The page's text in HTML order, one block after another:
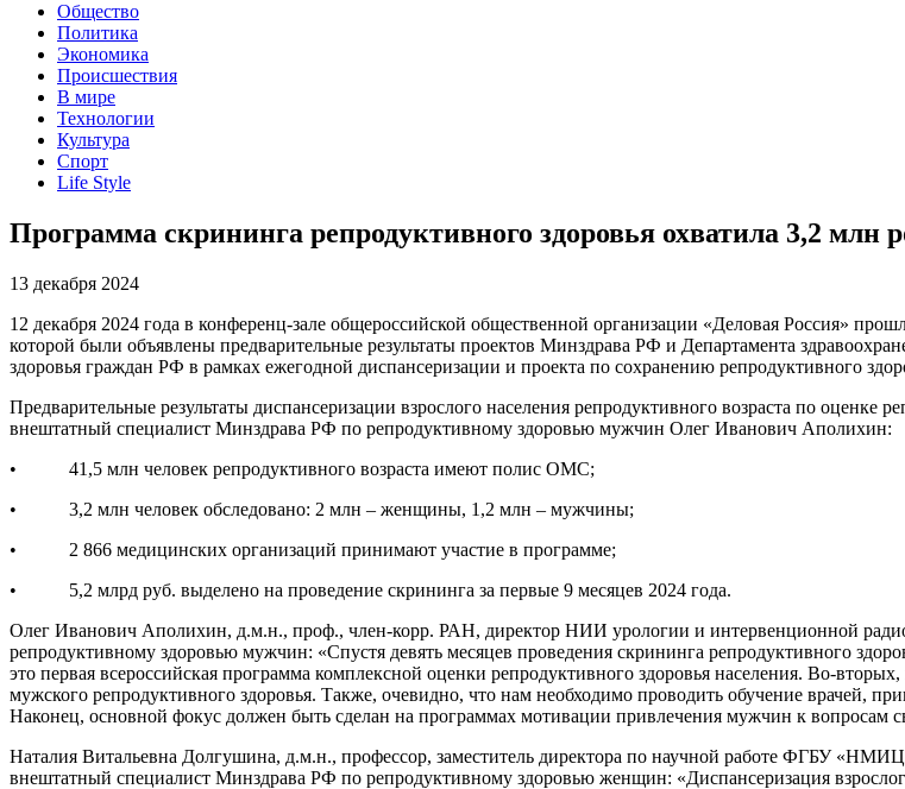
Общество
Политика
Экономика
Происшествия
В мире
Технологии
Культура
Спорт
Life Style
Программа скрининга репродуктивного здоровья охватила 3,2 млн
13 декабря 2024
12 декабря 2024 года в конференц-зале общероссийской общественной организации «Деловая Россия»
которой были объявлены предварительные результаты проектов Минздрава РФ и Департамента
здоровья граждан РФ в рамках ежегодной диспансеризации и проекта по сохранению репродуктивного
Предварительные результаты диспансеризации взрослого населения репродуктивного возраста по оценке
внештатный специалист Минздрава РФ по репродуктивному здоровью мужчин Олег Иванович Аполихин:
• 41,5 млн человек репродуктивного возраста имеют полис ОМС;
• 3,2 млн человек обследовано: 2 млн – женщины, 1,2 млн – мужчины;
• 2 866 медицинских организаций принимают участие в программе;
• 5,2 млрд руб. выделено на проведение скрининга за первые 9 месяцев 2024 года.
Олег Иванович Аполихин, д.м.н., проф., член-корр. РАН, директор НИИ урологии и интервенционной
репродуктивному здоровью мужчин: «Спустя девять месяцев проведения скрининга репродуктивного
это первая всероссийская программа комплексной оценки репродуктивного здоровья населения. Во-
мужского репродуктивного здоровья. Также, очевидно, что нам необходимо проводить обучение врачей,
Наконец, основной фокус должен быть сделан на программах мотивации привлечения мужчин к вопросам
Наталия Витальевна Долгушина, д.м.н., профессор, заместитель директора по научной работе ФГБУ
внештатный специалист Минздрава РФ по репродуктивному здоровью женщин: «Диспансеризация